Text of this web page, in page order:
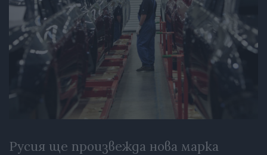
Русия ще произвежда нова марка